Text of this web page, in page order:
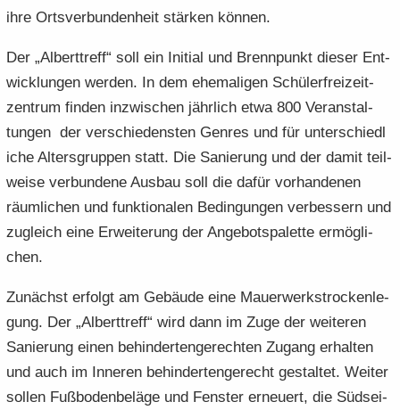
ihre Orts­ver­bun­den­heit stär­ken kön­nen.
Der „Al­bert­treff“ soll ein In­iti­al und Brenn­punkt die­ser Ent­
wick­lun­gen wer­den. In dem ehe­ma­li­gen Schü­ler­frei­zeit­
zen­trum fin­den in­zwi­schen jähr­lich etwa 800 Ver­an­stal­
tun­gen der ver­schie­dens­ten Gen­res und für un­ter­schied­l
i­che Al­ters­grup­pen statt. Die Sa­nie­rung und der damit teil­
wei­se ver­bun­de­ne Aus­bau soll die dafür vor­han­de­nen
räum­li­chen und funk­tio­na­len Be­din­gun­gen ver­bes­sern und
zu­gleich eine Er­wei­te­rung der An­ge­bots­pa­let­te er­mög­li­
chen.
Zu­nächst er­folgt am Ge­bäu­de eine Mau­er­werk­stro­cken­le­
gung. Der „Al­bert­treff“ wird dann im Zuge der wei­te­ren
Sa­nie­rung einen be­hin­der­ten­ge­rech­ten Zu­gang er­hal­ten
und auch im In­ne­ren be­hin­der­ten­ge­recht ge­stal­tet. Wei­ter
sol­len Fuß­bo­den­be­lä­ge und Fens­ter er­neu­ert, die Süd­sei­